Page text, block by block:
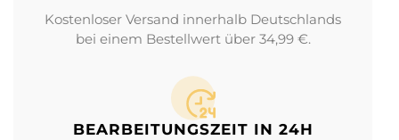
Kostenloser Versand innerhalb Deutschlands
bei einem Bestellwert über 34,99 €.
BEARBEITUNGS­ZEIT IN 24H